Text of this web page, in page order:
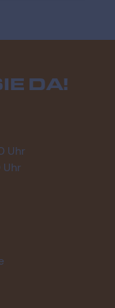
DA!
Uhr
Uhr